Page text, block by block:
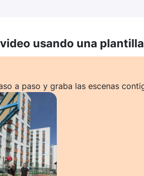
usando una
a paso y graba las escenas